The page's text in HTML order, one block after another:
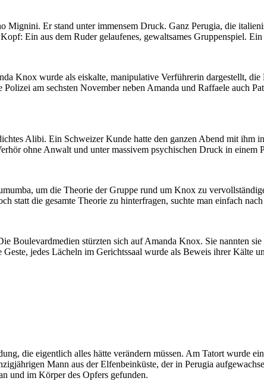
Mignini. Er stand unter immensem Druck. Ganz Perugia, die
Ein aus dem Ruder gelaufenes, gewaltsames Gruppenspiel.
Knox wurde als eiskalte, manipulative Verführerin dargestellt,
am sechsten November neben Amanda und Raffaele auch
Alibi. Ein Schweizer Kunde hatte den ganzen Abend mit ihm
ohne Anwalt und unter massivem psychischen Druck in
um die Theorie der Gruppe rund um Knox zu
statt die gesamte Theorie zu hinterfragen, suchte man einfach
Boulevardmedien stürzten sich auf Amanda Knox. Sie nannten
jedes Lächeln im Gerichtssaal wurde als Beweis ihrer Kälte
die eigentlich alles hätte verändern müssen. Am Tatort wurde
Mann aus der Elfenbeinküste, der in Perugia
und im Körper des Opfers gefunden.